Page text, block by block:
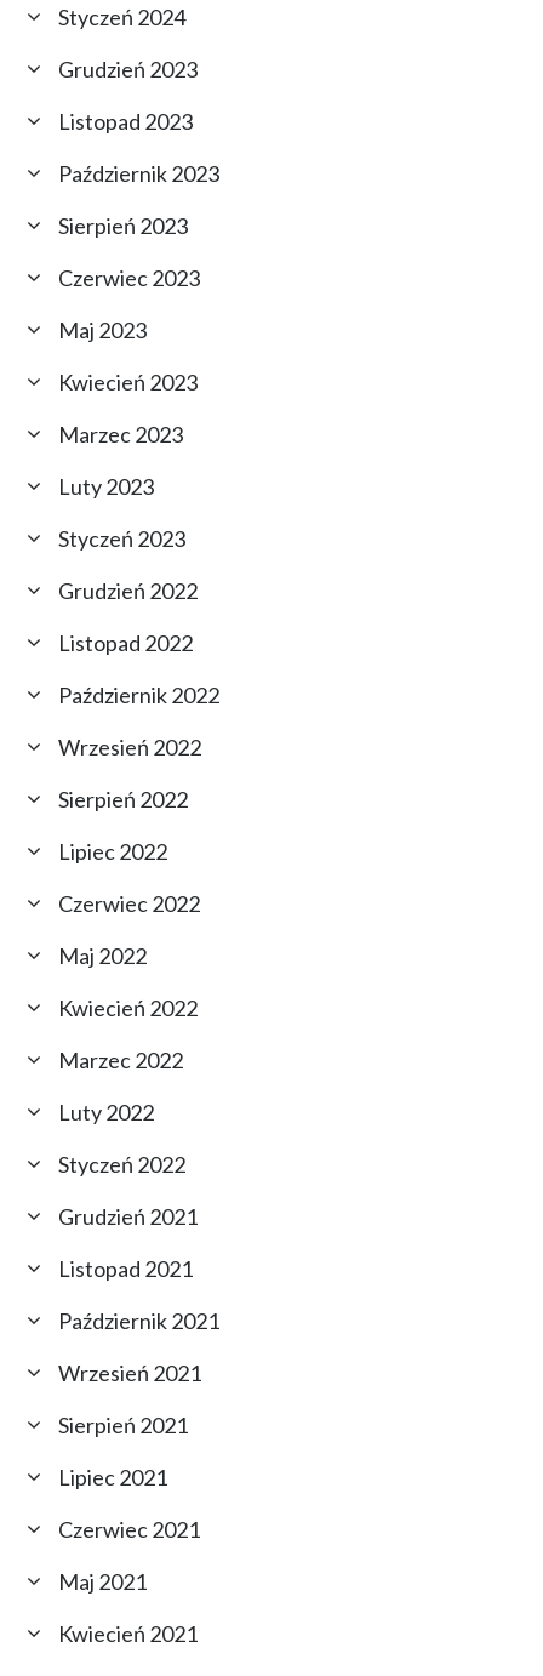
Styczeń 2024
Grudzień 2023
Listopad 2023
Październik 2023
Sierpień 2023
Czerwiec 2023
Maj 2023
Kwiecień 2023
Marzec 2023
Luty 2023
Styczeń 2023
Grudzień 2022
Listopad 2022
Październik 2022
Wrzesień 2022
Sierpień 2022
Lipiec 2022
Czerwiec 2022
Maj 2022
Kwiecień 2022
Marzec 2022
Luty 2022
Styczeń 2022
Grudzień 2021
Listopad 2021
Październik 2021
Wrzesień 2021
Sierpień 2021
Lipiec 2021
Czerwiec 2021
Maj 2021
Kwiecień 2021